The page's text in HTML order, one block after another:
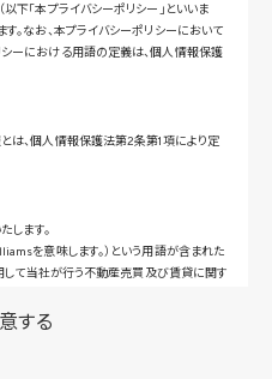
下「本プライバシーポリシー」といいま
。なお、本プライバシーポリシーにおいて
ーにおける用語の定義は、個人情報保護
は、個人情報保護法第2条第1項により定
します。
を意味します。）という用語が含まれた
用して当社が行う不動産売買及び賃貸に関す
センスを行う対象となる事業者（サブラ
する